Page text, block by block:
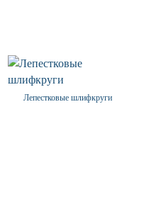
Лепестковые шлифкруги